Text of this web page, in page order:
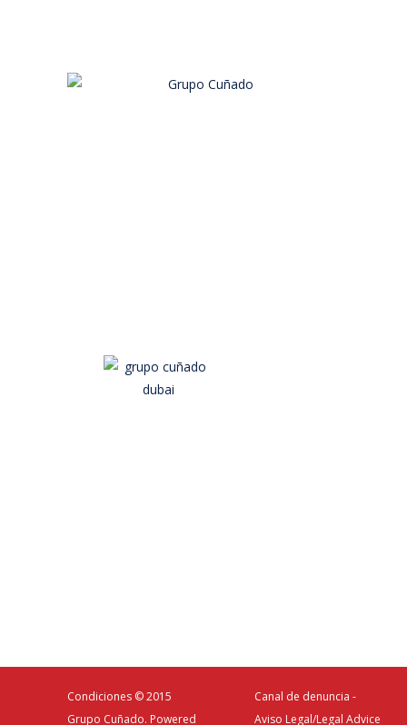
Condiciones © 2015
Grupo Cuñado. Powered
Canal de denuncia -
Aviso Legal/Legal Advice